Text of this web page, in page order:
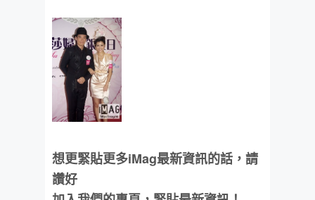
想更緊貼更多iMag最新資訊的話，請
讚好